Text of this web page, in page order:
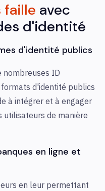
faille avec
d'identité
d'identité publics
nombreuses ID
d'identité publics
à intégrer et à engager
utilisateurs de manière
en ligne et
en leur permettant